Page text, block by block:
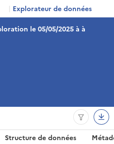
| Explorateur de données
le 05/05/2025 à à
Structure de données